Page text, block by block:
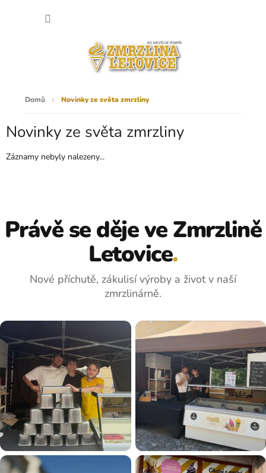
Domů Novinky ze světa zmrzliny
Novinky ze světa zmrzliny
Záznamy nebyly nalezeny...
Právě se děje ve Zmrzlině
Letovice.
Nové příchutě, zákulisí výroby a život v naší
zmrzlinárně.